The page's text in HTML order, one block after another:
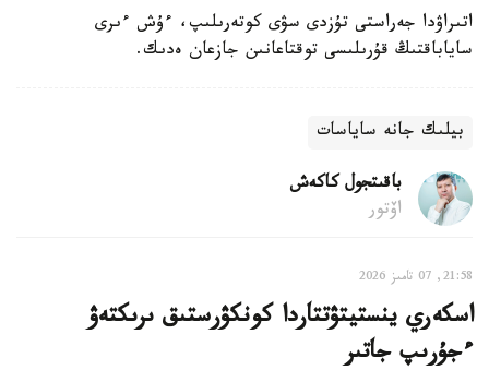
اتىراۋدا جەراستى تۇزدى سۋى كوتەرىلىپ، ءۇش ءىرى
ساياباقتىڭ قۇرىلىسى توقتاعانىن جازعان ەدىك.
بيلىك جانە ساياسات
باقىتجول كاكەش
اۆتور
21:58, 07 تامىز 2026
اسكەري ينستيتۋتتاردا كونكۋرستىق ىرىكتەۋ
ءجۇرىپ جاتىر